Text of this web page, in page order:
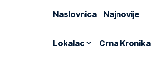
Naslovnica Najnovije
Lokalac Crna Kronika